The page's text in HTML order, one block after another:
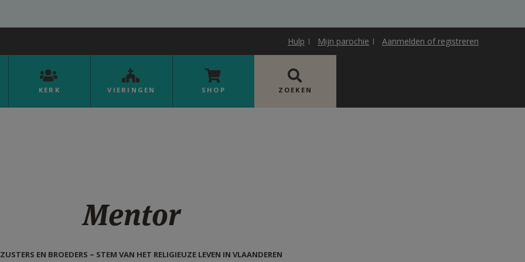
Hulp Mijn parochie Aanmelden of registreren
KERK VIERINGEN SHOP ZOEKEN
Mentor
ZUSTERS EN BROEDERS ~ STEM VAN HET RELIGIEUZE LEVEN IN VLAANDEREN